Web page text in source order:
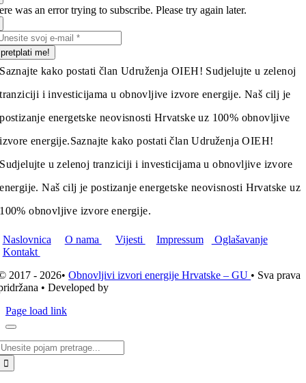
was an error trying to subscribe. Please try again later.
pretplati me!
Saznajte kako postati član Udruženja OIEH! Sudjelujte u zelenoj
tranziciji i investicijama u obnovljive izvore energije. Naš cilj je
postizanje energetske neovisnosti Hrvatske uz 100% obnovljive
izvore energije.Saznajte kako postati član Udruženja OIEH!
Sudjelujte u zelenoj tranziciji i investicijama u obnovljive izvore
energije. Naš cilj je postizanje energetske neovisnosti Hrvatske uz
100% obnovljive izvore energije.
Naslovnica O nama Vijesti Impressum
Oglašavanje
Kontakt
2017 - 2026•Obnovljivi izvori energije Hrvatske – GU • Sva prava
• Developed by
Page load link